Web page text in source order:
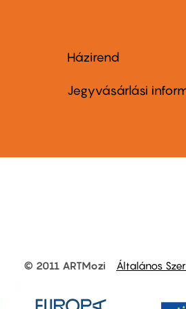
Footer
menu
Házirend
Jegyvásárlási
© 2011 ARTMozi Általános